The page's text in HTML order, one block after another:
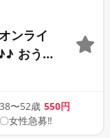
ンライ
おう
対象
38〜52歳 550円
〇女性急募‼